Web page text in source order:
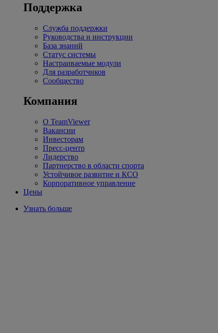
Поддержка
Служба поддержки
Руководства и инструкции
База знаний
Статус системы
Настраиваемые модули
Для разработчиков
Сообщество
Компания
О TeamViewer
Вакансии
Инвесторам
Пресс-центр
Лидерство
Партнерство в области спорта
Устойчивое развитие и КСО
Корпоративное управление
Цены
Узнать больше